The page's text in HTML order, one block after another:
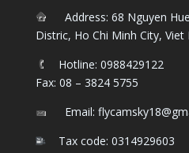
Address: 68 Nguyen
Distric, Ho Chi Minh City, Viet
Hotline: 0988429122
Fax: 08 – 3824 5755
Email:
Tax code: 0314929603